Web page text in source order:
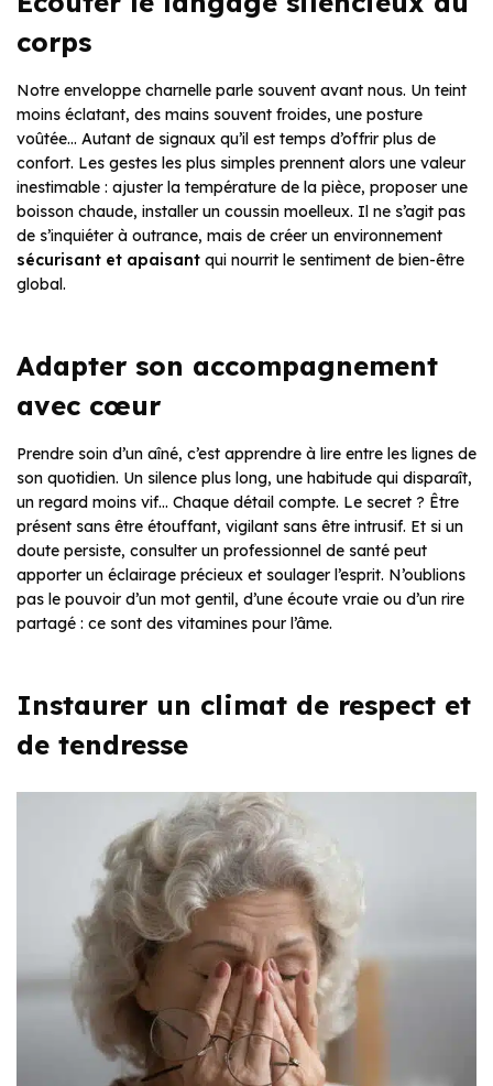
corps
Notre enveloppe charnelle parle souvent avant nous. Un teint
moins éclatant, des mains souvent froides, une posture
voûtée… Autant de signaux qu’il est temps d’offrir plus de
confort. Les gestes les plus simples prennent alors une valeur
inestimable : ajuster la température de la pièce, proposer une
boisson chaude, installer un coussin moelleux. Il ne s’agit pas
de s’inquiéter à outrance, mais de créer un environnement
sécurisant et apaisant qui nourrit le sentiment de bien-être
global.
Adapter son accompagnement
avec cœur
Prendre soin d’un aîné, c’est apprendre à lire entre les lignes de
son quotidien. Un silence plus long, une habitude qui disparaît,
un regard moins vif… Chaque détail compte. Le secret ? Être
présent sans être étouffant, vigilant sans être intrusif. Et si un
doute persiste, consulter un professionnel de santé peut
apporter un éclairage précieux et soulager l’esprit. N’oublions
pas le pouvoir d’un mot gentil, d’une écoute vraie ou d’un rire
partagé : ce sont des vitamines pour l’âme.
Instaurer un climat de respect et
de tendresse